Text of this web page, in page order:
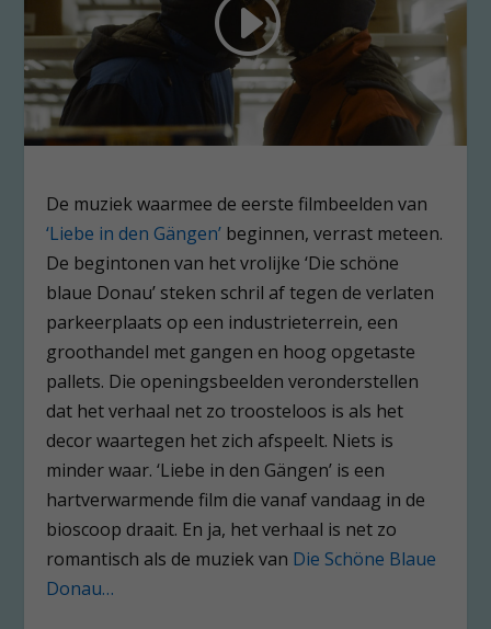
De muziek waarmee de eerste filmbeelden van
‘Liebe in den Gängen’ beginnen, verrast meteen.
De begintonen van het vrolijke ‘Die schöne
blaue Donau’ steken schril af tegen de verlaten
parkeerplaats op een industrieterrein, een
groothandel met gangen en hoog opgetaste
pallets. Die openingsbeelden veronderstellen
dat het verhaal net zo troosteloos is als het
decor waartegen het zich afspeelt. Niets is
minder waar. ‘Liebe in den Gängen’ is een
hartverwarmende film die vanaf vandaag in de
bioscoop draait. En ja, het verhaal is net zo
romantisch als de muziek van Die Schöne Blaue
Donau…